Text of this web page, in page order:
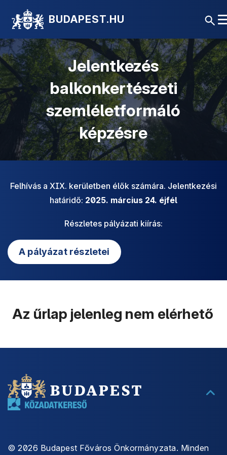
BUDAPEST.HU
Jelentkezés
balkonkertészeti
szemléletformáló
képzésre
Felhívás a XIX. kerületben élők számára. Jelentkezési
határidő: 2025. március 24. éjfél
Részletes pályázati kiírás:
A pályázat részletei
Az űrlap jelenleg nem elérhető
© 2026 Budapest Főváros Önkormányzata. Minden